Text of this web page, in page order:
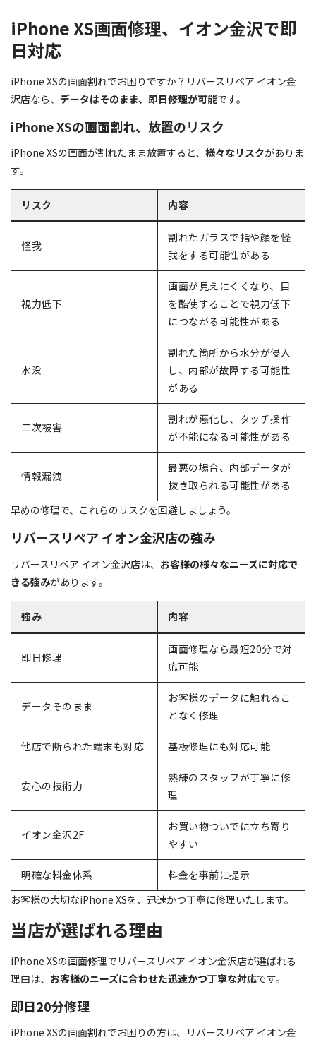
iPhone XS画面修理、イオン金沢で即
日対応
iPhone XSの画面割れでお困りですか？リバースリペア イオン金
沢店なら、 データはそのまま、即日修理が可能です。
iPhone XSの画面割れ、放置のリスク
iPhone XSの画面が割れたまま放置すると、 様々なリスクがありま
す。
リスク 内容
怪我
割れたガラスで指や顔を怪
我をする可能性がある
視力低下
画面が見えにくくなり、目
を酷使することで視力低下
につながる可能性がある
水没
割れた箇所から水分が侵入
し、内部が故障する可能性
がある
二次被害
割れが悪化し、タッチ操作
が不能になる可能性がある
情報漏洩
最悪の場合、内部データが
抜き取られる可能性がある
早めの修理で、これらのリスクを回避しましょう。
リバースリペア イオン金沢店の強み
リバースリペア イオン金沢店は、 お客様の様々なニーズに対応で
きる強みがあります。
強み 内容
即日修理
画面修理なら最短20分で対
応可能
データそのまま
お客様のデータに触れるこ
となく修理
他店で断られた端末も対応 基板修理にも対応可能
安心の技術力
熟練のスタッフが丁寧に修
理
イオン金沢2F
お買い物ついでに立ち寄り
やすい
明確な料金体系
料金を事前に提示
お客様の大切なiPhone XSを、迅速かつ丁寧に修理いたします。
当店が選ばれる理由
iPhone XSの画面修理でリバースリペア イオン金沢店が選ばれる
理由は、 お客様のニーズに合わせた迅速かつ丁寧な対応です。
即日20分修理
iPhone XSの画面割れでお困りの方は、リバースリペア イオン金